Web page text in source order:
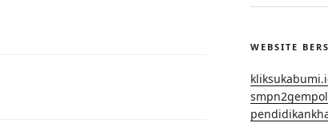
WEBSITE